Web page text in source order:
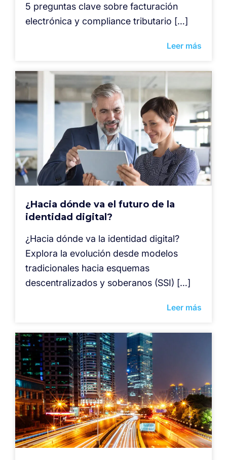
5 preguntas clave sobre facturación
electrónica y compliance tributario […]
Leer más
¿Hacia dónde va el futuro de la
identidad digital?
¿Hacia dónde va la identidad digital?
Explora la evolución desde modelos
tradicionales hacia esquemas
descentralizados y soberanos (SSI) […]
Leer más